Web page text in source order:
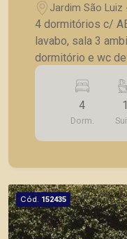
Jardim São Luiz
4 dormitórios c/
lavabo, sala 3 ambientes, cozinha planejada, AS,
dormitório e wc
garagem.
4
Dorm.
1
Cód. 152435